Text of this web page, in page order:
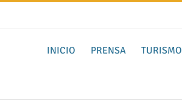
INICIO PRENSA TURISMO